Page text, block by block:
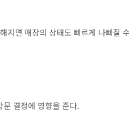
지면 매장의 상태도 빠르게 나빠질
결정에 영향을 준다.